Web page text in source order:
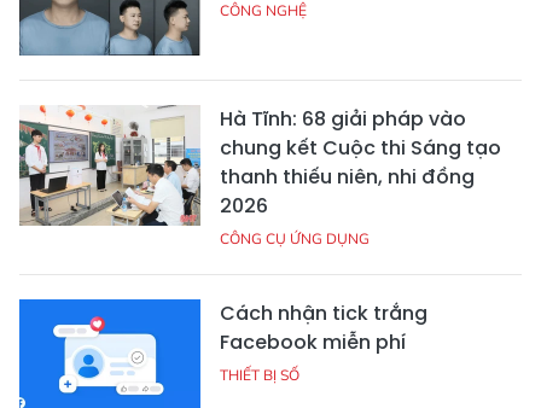
CÔNG NGHỆ
Hà Tĩnh: 68 giải pháp vào
chung kết Cuộc thi Sáng tạo
thanh thiếu niên, nhi đồng
2026
CÔNG CỤ ỨNG DỤNG
Cách nhận tick trắng
Facebook miễn phí
THIẾT BỊ SỐ